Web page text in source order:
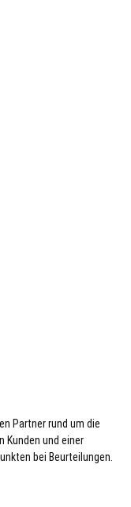
Partner rund um die
Kunden und einer
bei Beurteilungen.